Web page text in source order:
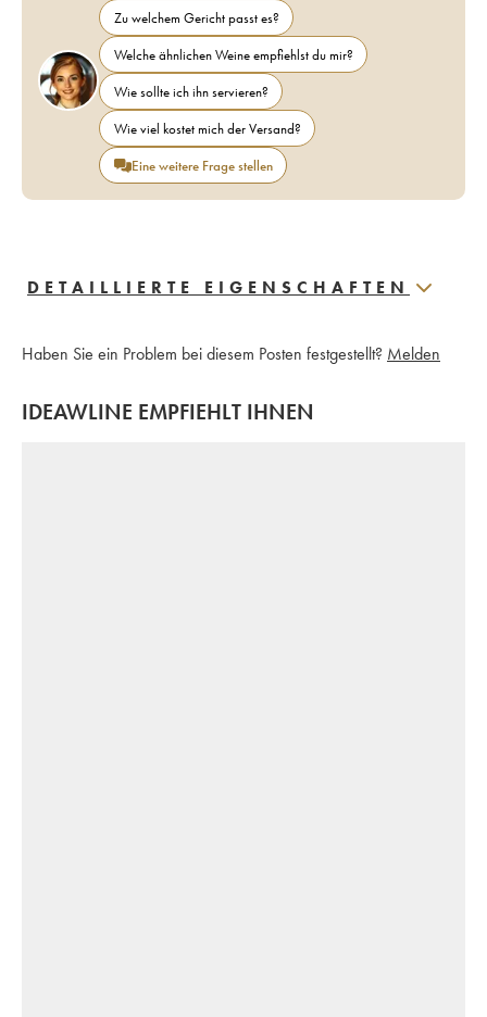
Zu welchem Gericht passt es?
Welche ähnlichen Weine empfiehlst du mir?
Wie sollte ich ihn servieren?
Wie viel kostet mich der Versand?
Eine weitere Frage stellen
DETAILLIERTE EIGENSCHAFTEN
Haben Sie ein Problem bei diesem Posten festgestellt? Melden
IDEAWLINE EMPFIEHLT IHNEN